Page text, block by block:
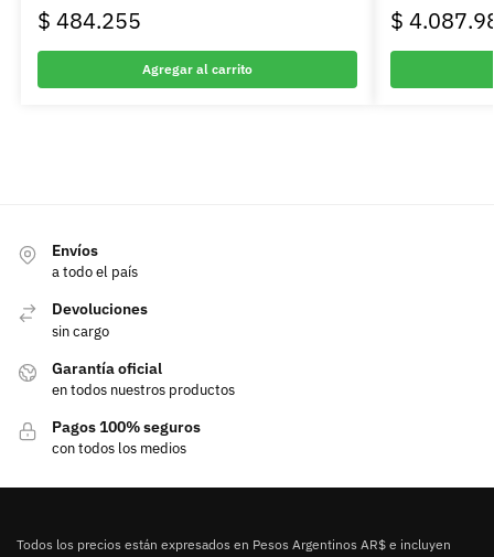
$ 484.255
Agregar al carrito
$
Envíos
a todo el país
Devoluciones
sin cargo
Garantía oficial
en todos nuestros productos
Pagos 100% seguros
con todos los medios
Todos los precios están expresados en Pesos Argentinos AR$ e incluyen